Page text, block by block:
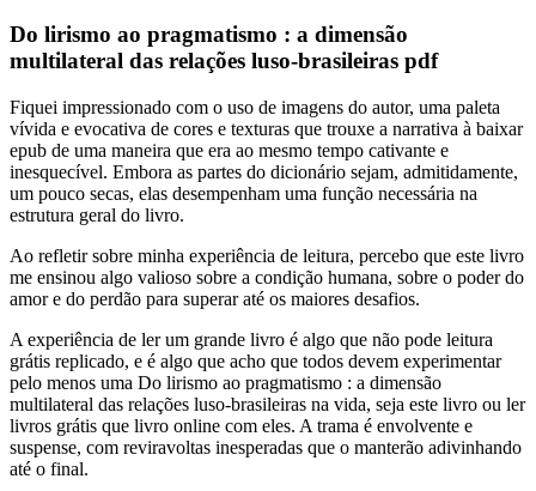
Do lirismo ao pragmatismo : a dimensão
multilateral das relações luso-brasileiras pdf
Fiquei impressionado com o uso de imagens do autor, uma paleta
vívida e evocativa de cores e texturas que trouxe a narrativa à baixar
epub de uma maneira que era ao mesmo tempo cativante e
inesquecível. Embora as partes do dicionário sejam, admitidamente,
um pouco secas, elas desempenham uma função necessária na
estrutura geral do livro.
Ao refletir sobre minha experiência de leitura, percebo que este livro
me ensinou algo valioso sobre a condição humana, sobre o poder do
amor e do perdão para superar até os maiores desafios.
A experiência de ler um grande livro é algo que não pode leitura
grátis replicado, e é algo que acho que todos devem experimentar
pelo menos uma Do lirismo ao pragmatismo : a dimensão
multilateral das relações luso-brasileiras na vida, seja este livro ou ler
livros grátis que livro online com eles. A trama é envolvente e
suspense, com reviravoltas inesperadas que o manterão adivinhando
até o final.